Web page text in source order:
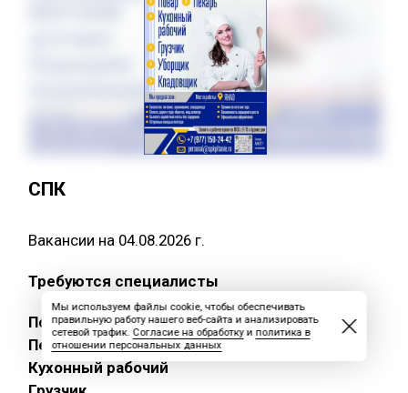
СПК
Вакансии на 04.08.2026 г.
Требуются специалисты
Повар
Пекарь
Кухонный рабочий
Мы используем файлы cookie, чтобы обеспечивать
правильную работу нашего веб-сайта и анализировать
сетевой трафик. Согласие на обработкуи политика в
отношении персональных данных